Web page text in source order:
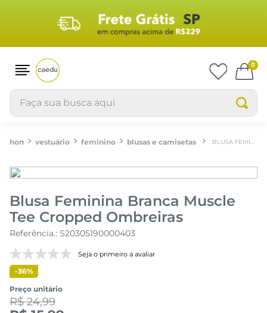
0
Faça sua busca aqui
vestuário feminino blusas e camisetas
Blusa Feminina Branca Muscle
Tee Cropped Ombreiras
Referência.: S20305190000403
Seja o primeiro a avaliar
-36%
Preço unitário
R$ 24,99